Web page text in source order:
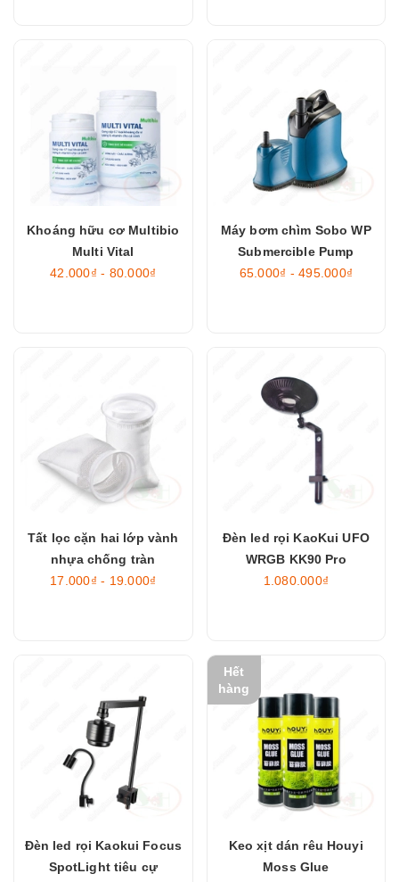
Khoáng hữu cơ Multibio
Multi Vital
42.000₫ - 80.000₫
Máy bơm chìm Sobo WP
Submercible Pump
65.000₫ - 495.000₫
Tất lọc cặn hai lớp vành
nhựa chống tràn
17.000₫ - 19.000₫
Đèn led rọi KaoKui UFO
WRGB KK90 Pro
1.080.000₫
Đèn led rọi Kaokui Focus
SpotLight tiêu cự
Hết
hàng
Keo xịt dán rêu Houyi
Moss Glue